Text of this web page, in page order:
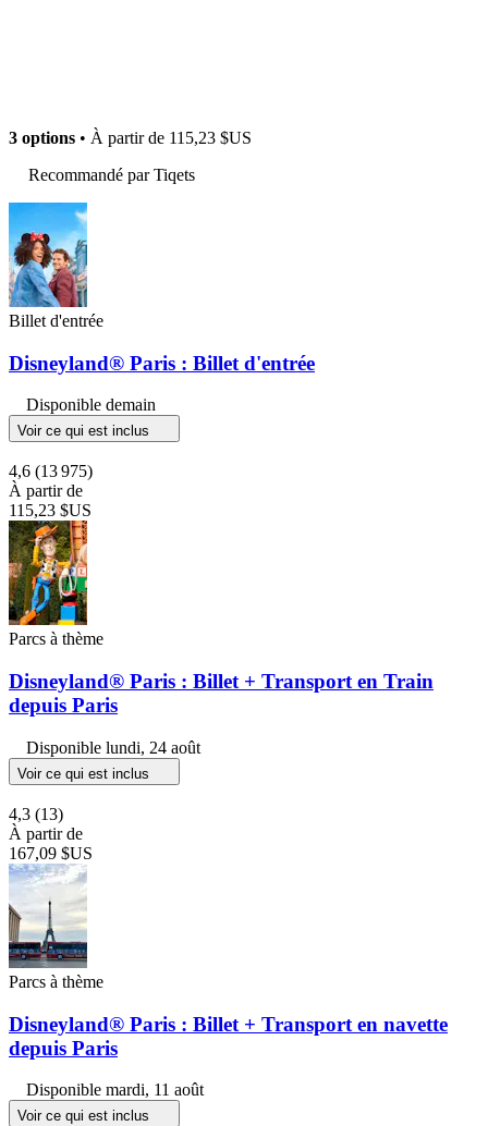
3 options • À partir de 115,23 $US
Recommandé par Tiqets
Billet d'entrée
Disneyland® Paris : Billet d'entrée
Disponible demain
Voir ce qui est inclus
4,6 (13 975)
À partir de
115,23 $US
Parcs à thème
Disneyland® Paris : Billet + Transport en Train
depuis Paris
Disponible lundi, 24 août
Voir ce qui est inclus
4,3 (13)
À partir de
167,09 $US
Parcs à thème
Disneyland® Paris : Billet + Transport en navette
depuis Paris
Disponible mardi, 11 août
Voir ce qui est inclus